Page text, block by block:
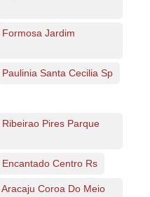
Jardim
Santa Cecilia Sp
Pires Parque
Centro Rs
Coroa Do Meio